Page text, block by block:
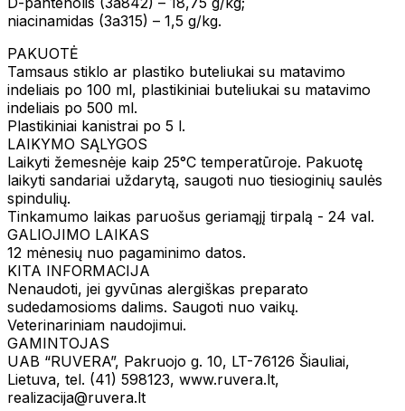
niacinamidas (3a315) – 1,5 g/kg.
PAKUOTĖ
Tamsaus stiklo ar plastiko buteliukai su matavimo
indeliais po 100 ml, plastikiniai buteliukai su matavimo
indeliais po 500 ml.
Plastikiniai kanistrai po 5 l.
LAIKYMO SĄLYGOS
Laikyti žemesnėje kaip 25°C temperatūroje. Pakuotę
laikyti sandariai uždarytą, saugoti nuo tiesioginių saulės
spindulių.
Tinkamumo laikas paruošus geriamąjį tirpalą - 24 val.
GALIOJIMO LAIKAS
12 mėnesių nuo pagaminimo datos.
KITA INFORMACIJA
Nenaudoti, jei gyvūnas alergiškas preparato
sudedamosioms dalims. Saugoti nuo vaikų.
Veterinariniam naudojimui.
GAMINTOJAS
UAB “RUVERA”, Pakruojo g. 10, LT-76126 Šiauliai,
Lietuva, tel. (41) 598123, www.ruvera.lt,
realizacija@ruvera.lt